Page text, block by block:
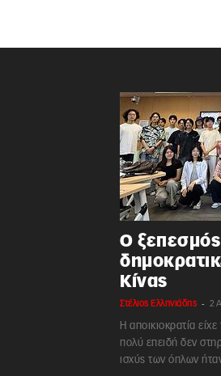
Ο ξεπεσμός
Κίνας
Στέλιος Ελληνιάδης - 2
Η αποικιοκρατία
πολύ επειδή δεν
ισχύς των όπλων